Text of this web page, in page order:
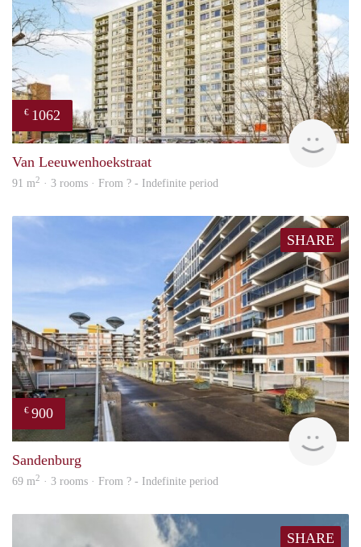
- Rental minimum 1 year.
- Also suitable for families with a child.
€ 1062
Van Leeuwenhoekstraat
91 m2 · 3 rooms · From ? - Indefinite period
SHARE
€ 900
Sandenburg
69 m2 · 3 rooms · From ? - Indefinite period
SHARE